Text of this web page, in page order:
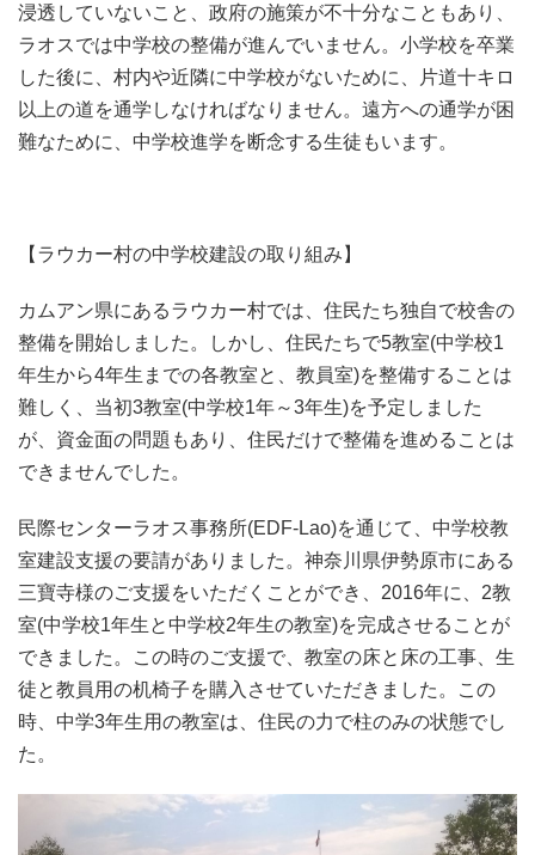
浸透していないこと、政府の施策が不十分なこともあり、
ラオスでは中学校の整備が進んでいません。小学校を卒業
した後に、村内や近隣に中学校がないために、片道十キロ
以上の道を通学しなければなりません。遠方への通学が困
難なために、中学校進学を断念する生徒もいます。
【ラウカー村の中学校建設の取り組み】
カムアン県にあるラウカー村では、住民たち独自で校舎の
整備を開始しました。しかし、住民たちで5教室(中学校1
年生から4年生までの各教室と、教員室)を整備することは
難しく、当初3教室(中学校1年～3年生)を予定しました
が、資金面の問題もあり、住民だけで整備を進めることは
できませんでした。
民際センターラオス事務所(EDF-Lao)を通じて、中学校教
室建設支援の要請がありました。神奈川県伊勢原市にある
三寶寺様のご支援をいただくことができ、2016年に、2教
室(中学校1年生と中学校2年生の教室)を完成させることが
できました。この時のご支援で、教室の床と床の工事、生
徒と教員用の机椅子を購入させていただきました。この
時、中学3年生用の教室は、住民の力で柱のみの状態でし
た。